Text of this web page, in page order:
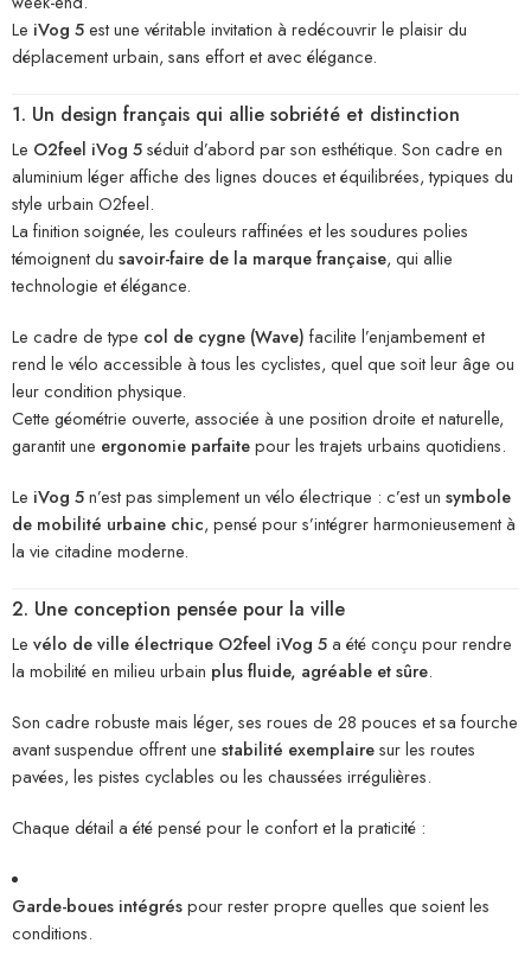
Le iVog 5est une véritable invitation à redécouvrir le plaisir du
déplacement urbain, sans effort et avec élégance.
1. Un design français qui allie sobriété et distinction
Le O2feel iVog 5séduit d’abord par son esthétique. Son cadre en
aluminium léger affiche des lignes douces et équilibrées, typiques du
style urbain O2feel.
La finition soignée, les couleurs raffinées et les soudures polies
témoignent du savoir-faire de la marque française, qui allie
technologie et élégance.
Le cadre de type col de cygne (Wave) facilite l’enjambement et
rend le vélo accessible à tous les cyclistes, quel que soit leur âge ou
leur condition physique.
Cette géométrie ouverte, associée à une position droite et naturelle,
garantit une ergonomie parfaitepour les trajets urbains quotidiens.
Le iVog 5n’est pas simplement un vélo électrique : c’est un symbole
de mobilité urbaine chic, pensé pour s’intégrer harmonieusement à
la vie citadine moderne.
2. Une conception pensée pour la ville
Le vélo de ville électrique O2feel iVog 5a été conçu pour rendre
la mobilité en milieu urbain plus fluide, agréable et sûre.
Son cadre robuste mais léger, ses roues de 28 pouces et sa fourche
avant suspendue offrent une stabilité exemplairesur les routes
pavées, les pistes cyclables ou les chaussées irrégulières.
Chaque détail a été pensé pour le confort et la praticité :
Garde-boues intégréspour rester propre quelles que soient les
conditions.